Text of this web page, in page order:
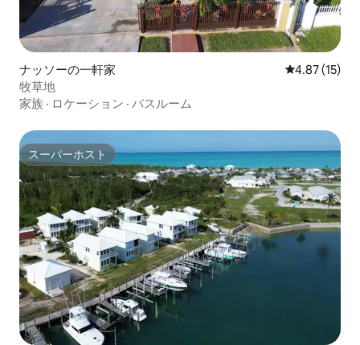
ナッソーの一軒家 レビュー15
4.87 (15)
牧草地
家族 · ロケーション · バスルーム
スーパーホスト
スーパーホスト